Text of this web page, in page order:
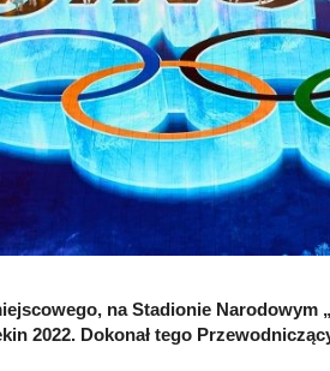
na Stadionie
2022. Dokonał tego